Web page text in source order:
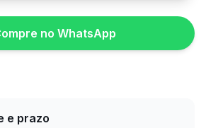
no WhatsApp
e prazo